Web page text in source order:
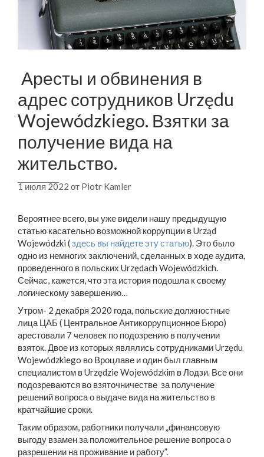
Аресты и обвинения в
адрес сотрудников Urzędu
Wojewódzkiego. Взятки за
получение вида на
жительство.
1 июля 2022 от Piotr Kamler
Вероятнее всего, вы уже видели нашу предыдущую
статью касательно возможной коррупции в Urząd
Wojewódzki (здесь вы найдете эту статью). Это было
одно из немногих заключений, сделанных в ходе аудита,
проведенного в польских Urzędach Wojewódzkich.
Сейчас, кажется, что эта история подошла к своему
логическому завершению…
Утром- 2 декабря 2020 года, польские должностные
лица ЦАБ ( Центральное Антикоррупционное Бюро)
арестовали 7 человек по подозрению в получении
взяток. Двое из которых являлись сотрудниками Urzędu
Wojewódzkiego во Вроцлаве и один был главным
специалистом в Urzędzie Wojewódzkim в Лодзи. Все они
подозреваются во взяточничестве за получение
решений вопроса о выдаче вида на жительство в
кратчайшие сроки.
Таким образом, работники получали „финансовую
выгоду взамен за положительное решение вопроса о
разрешении на проживание и работу”.